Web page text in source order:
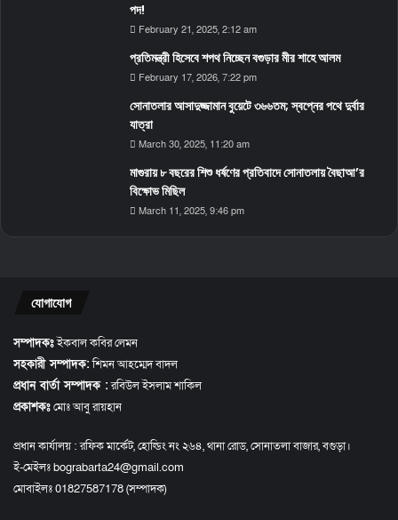
পদ!
February 21, 2025, 2:12 am
প্রতিমন্ত্রী হিসেবে শপথ নিচ্ছেন বগুড়ার মীর শাহে আলম
February 17, 2026, 7:22 pm
সোনাতলার আসাদুজ্জামান বুয়েটে ৩৬৬তম; স্বপ্নের পথে দুর্বার
যাত্রা
March 30, 2025, 11:20 am
মাগুরায় ৮ বছরের শিশু ধর্ষণের প্রতিবাদে সোনাতলায় বৈছাআ’র
বিক্ষোভ মিছিল
March 11, 2025, 9:46 pm
যোগাযোগ
সম্পাদকঃইকবাল কবির লেমন
সহকারী সম্পাদক:শিমন আহম্মেদ বাদল
প্রধান বার্তা সম্পাদক :রবিউল ইসলাম শাকিল
প্রকাশকঃমোঃ আবু রায়হান
প্রধান কার্যালয় : রফিক মার্কেট, হোল্ডিং নং ২৬৪, থানা রোড, সোনাতলা বাজার, বগুড়া।
ই-মেইলঃ bograbarta24@gmail.com
মোবাইলঃ 01827587178 (সম্পাদক)